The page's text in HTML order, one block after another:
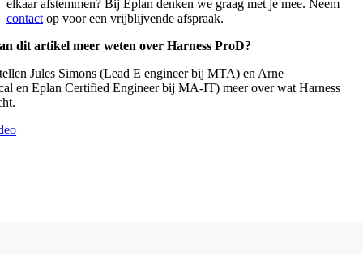
elkaar afstemmen? Bij Eplan denken we graag met je mee. Neem
contact op voor een vrijblijvende afspraak.
dit artikel meer weten over Harness ProD?
Jules Simons (Lead E engineer bij MTA) en Arne
en Eplan Certified Engineer bij MA-IT) meer over wat Harness